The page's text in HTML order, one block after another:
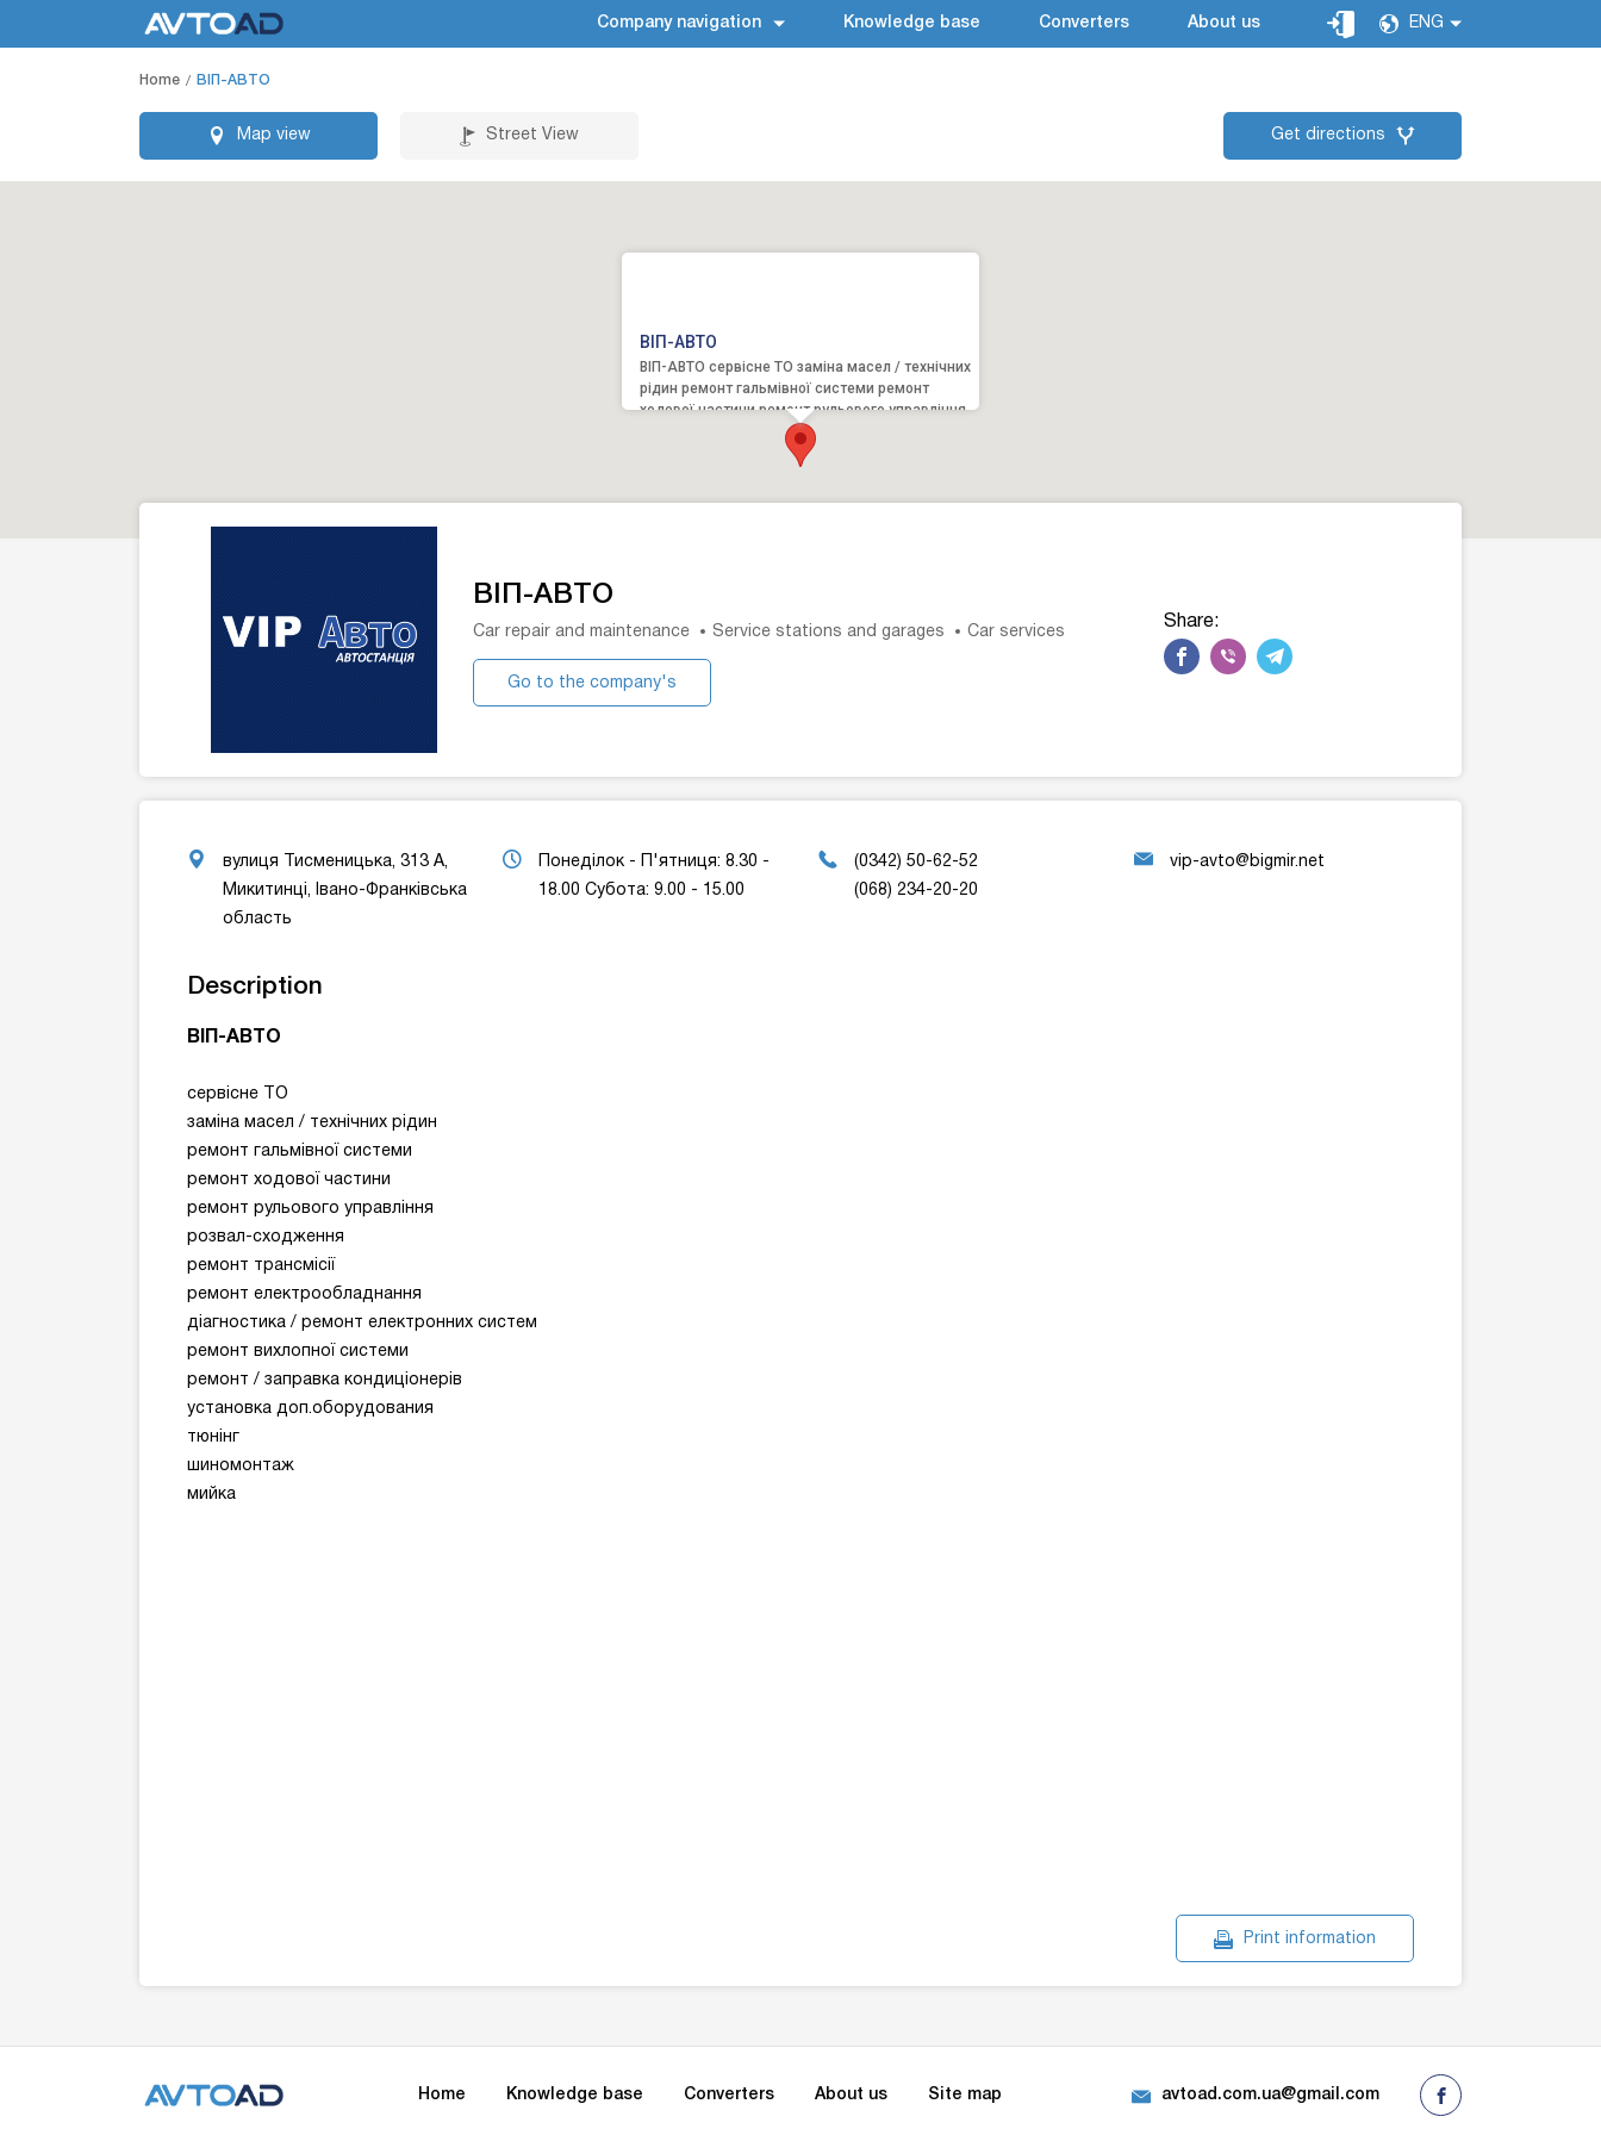
Company navigation Knowledge base Converters About us ENG
Home BIП-АВТО
Map view Street View Get directions
BIП-АВТО
BIП-АВТО сервісне ТО заміна масел / технічних
рідин ремонт гальмівної системи ремонт
ходової частини ремонт рульового управління
розвал-сходження р...
BIП-АВТО
Car repair and maintenance Service stations and garages Car services
Go to the company's
Share:
вулиця Тисменицька, 313 А,
Микитинці, Івано-Франківська
область
Понеділок - П'ятниця: 8.30 -
18.00 Субота: 9.00 - 15.00
(0342) 50-62-52
(068) 234-20-20
vip-avto@bigmir.net
Description
BIП-АВТО
сервісне ТО
заміна масел / технічних рідин
ремонт гальмівної системи
ремонт ходової частини
ремонт рульового управління
розвал-сходження
ремонт трансмісії
ремонт електрообладнання
діагностика / ремонт електронних систем
ремонт вихлопної системи
ремонт / заправка кондиціонерів
установка доп.оборудования
тюнінг
шиномонтаж
мийка
Print information
Home Knowledge base Converters About us Site map avtoad.com.ua@gmail.com